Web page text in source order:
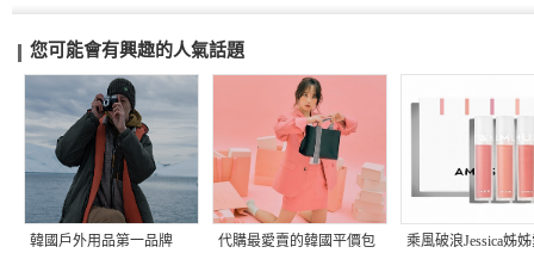
您可能會有興趣的人氣話題
韓國戶外用品第一品牌
代購最愛賣的韓國平價包
乘風破浪Jessica姊